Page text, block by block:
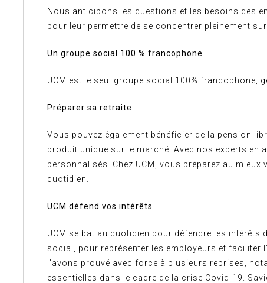
Nous anticipons les questions et les besoins des
pour leur permettre de se concentrer pleinement
Un groupe social 100 % francophone
UCM est le seul groupe social 100% francophone,
Préparer sa retraite
Vous pouvez également bénéficier de la pension
produit unique sur le marché. Avec nos experts en
personnalisés. Chez UCM, vous préparez au mieux
quotidien.
UCM défend vos intérêts
UCM se bat au quotidien pour défendre les
social, pour représenter les employeurs et faciliter
l’avons prouvé avec force à plusieurs reprises,
essentielles dans le cadre de la crise Covid-19.